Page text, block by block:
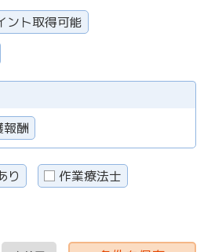
ント取得可能
報酬
り
作業療法士